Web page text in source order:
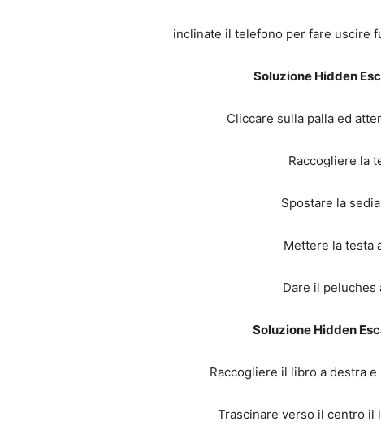
inclinate il telefono per fare uscire
Soluzione Hidden
Cliccare sulla palla ed
Raccogliere la
Spostare la
Mettere la testa
Dare il peluches
Soluzione Hidden
Raccogliere il libro a destra
Trascinare verso il centro il